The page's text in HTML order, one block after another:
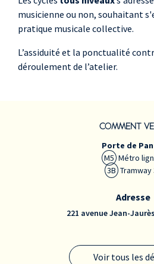
musicienne ou non, souhaitant
pratique musicale collective.
L’assiduité et la ponctualité
déroulement de l’atelier.
COMMENT
Voir tous les
Porte de
M5 Métro
3B Tramway
Adresse
221 avenue Jean-